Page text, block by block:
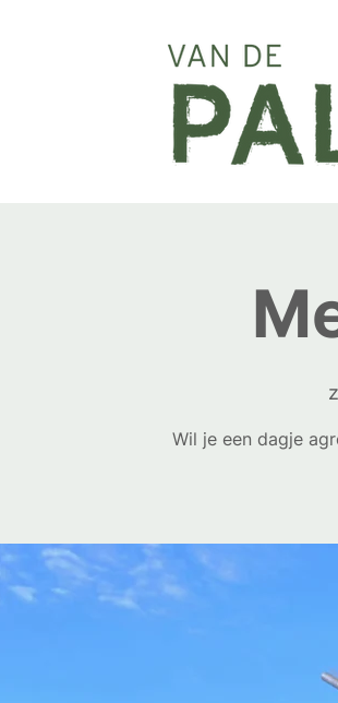
Wil je een dagje